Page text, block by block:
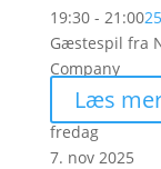
19:30 - 21:00
Gæstespil fra
Company
Læs
fredag
7. nov 2025